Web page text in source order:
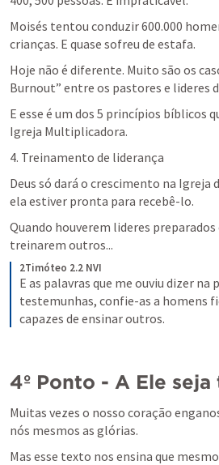
Moisés tentou conduzir 600.000
crianças. E quase sofreu de estafa.
Hoje não é diferente. Muito são os
Burnout” entre os pastores e lideres
E esse é um dos 5 princípios bíblicos
Igreja Multiplicadora.
4. Treinamento de liderança
Deus só dará o crescimento na Igreja
ela estiver pronta para recebê-lo.
Quando houverem lideres
treinarem outros...
2Timóteo 2.2 NVI
E as palavras que me ouviu dizer na
testemunhas, confie-as a homens
capazes de ensinar outros.
4º Ponto - A Ele
Muitas vezes o nosso coração
nós mesmos as glórias.
Mas esse texto nos ensina que